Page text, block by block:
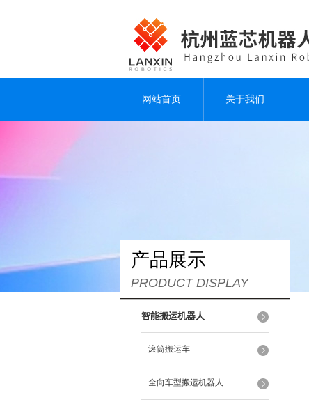
网站首页 关于我们
产品展示
PRODUCT DISPLAY
智能搬运机器人
滚筒搬运车
全向车型搬运机器人